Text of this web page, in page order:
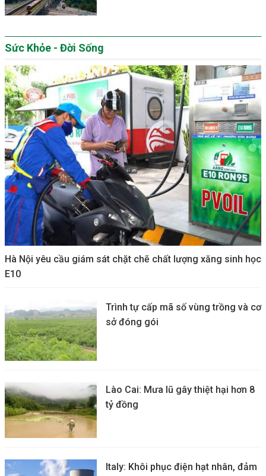
Sức Khỏe - Đời Sống
Hà Nội yêu cầu giám sát chặt chẽ chất lượng xăng sinh học
E10
Trình tự cấp mã số vùng trồng và cơ
sở đóng gói
Lào Cai: Mưa lũ gây thiệt hại hơn 8
tỷ đồng
Italy: Khôi phục điện hạt nhân, đảm